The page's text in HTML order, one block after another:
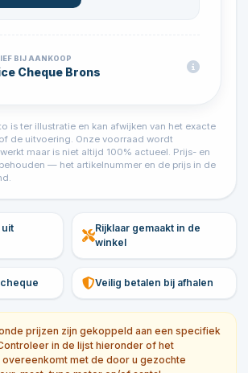
BIJ AANKOOP
Cheque Brons
is ter illustratie en kan afwijken van het exacte
de uitvoering. Onze voorraad wordt
maar is niet altijd 100% actueel. Prijs- en
— het artikelnummer en de prijs in de
uit
Rijklaar gemaakt in de
winkel
Veilig betalen bij afhalen
prijzen zijn gekoppeld aan een specifiek
in de lijst hieronder of het
overeenkomt met de door u gezochte